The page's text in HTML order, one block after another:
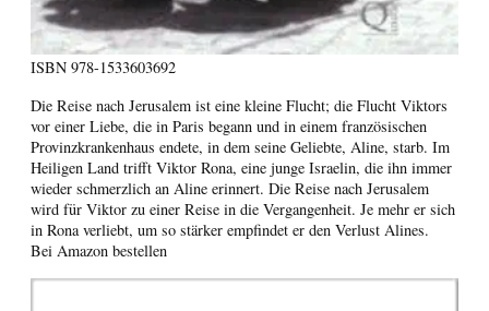
ISBN 978-1533603692
Die Reise nach Jerusalem ist eine kleine Flucht; die Flucht Viktors
vor einer Liebe, die in Paris begann und in einem französischen
Provinzkrankenhaus endete, in dem seine Geliebte, Aline, starb. Im
Heiligen Land trifft Viktor Rona, eine junge Israelin, die ihn immer
wieder schmerzlich an Aline erinnert. Die Reise nach Jerusalem
wird für Viktor zu einer Reise in die Vergangenheit. Je mehr er sich
in Rona verliebt, um so stärker empfindet er den Verlust Alines.
Bei Amazon bestellen